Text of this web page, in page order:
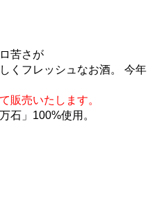
苦さが
くフレッシュなお酒。 今年
販売いたします。
石」100%使用。